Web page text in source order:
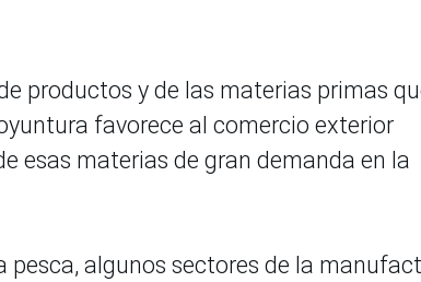
productos y de las materias primas
favorece al comercio exterior
esas materias de gran demanda en la
pesca, algunos sectores de la